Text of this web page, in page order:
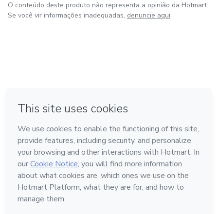
O conteúdo deste produto não representa a opinião da Hotmart.
Se você vir informações inadequadas, denuncie aqui
Feito com ❤ na Cidade do México
Conheça a Hotmart
Idioma
Português